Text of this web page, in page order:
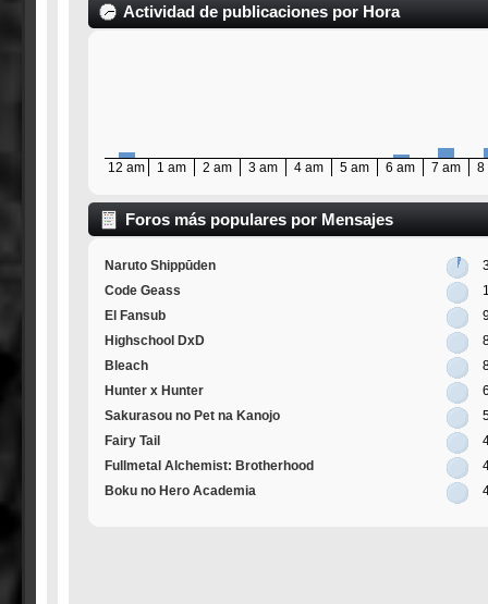
Actividad de publicaciones por Hora
12 am 1 am 2 am 3 am 4 am 5 am 6 am 7 am 8
Foros más populares por Mensajes
Naruto Shippūden
Code Geass
El Fansub
Highschool DxD
Bleach
Hunter x Hunter
Sakurasou no Pet na Kanojo
Fairy Tail
Fullmetal Alchemist: Brotherhood
Boku no Hero Academia